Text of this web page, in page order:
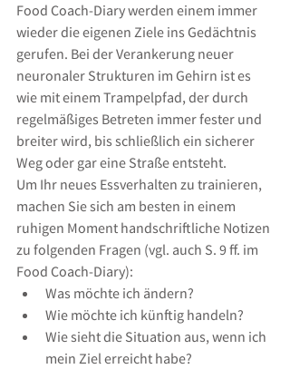
Food Coach-Diary werden einem immer
wieder die eigenen Ziele ins Gedächtnis
gerufen. Bei der Verankerung neuer
neuronaler Strukturen im Gehirn ist es
wie mit einem Trampelpfad, der durch
regelmäßiges Betreten immer fester und
breiter wird, bis schließlich ein sicherer
Weg oder gar eine Straße entsteht.
Um Ihr neues Essverhalten zu trainieren,
machen Sie sich am besten in einem
ruhigen Moment handschriftliche Notizen
zu folgenden Fragen (vgl. auch S. 9 ff. im
Food Coach-Diary):
Was möchte ich ändern?
Wie möchte ich künftig handeln?
Wie sieht die Situation aus, wenn ich
mein Ziel erreicht habe?